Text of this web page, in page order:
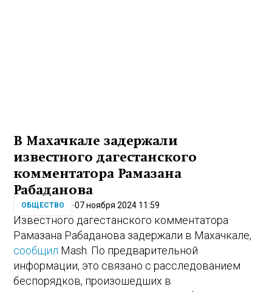
В Махачкале задержали
известного дагестанского
комментатора Рамазана
Рабаданова
ОБЩЕСТВО 07 ноября 2024 11:59
Известного дагестанского комментатора
Рамазана Рабаданова задержали в Махачкале,
сообщил Mash. По предварительной
информации, это связано с расследованием
беспорядков, произошедших в